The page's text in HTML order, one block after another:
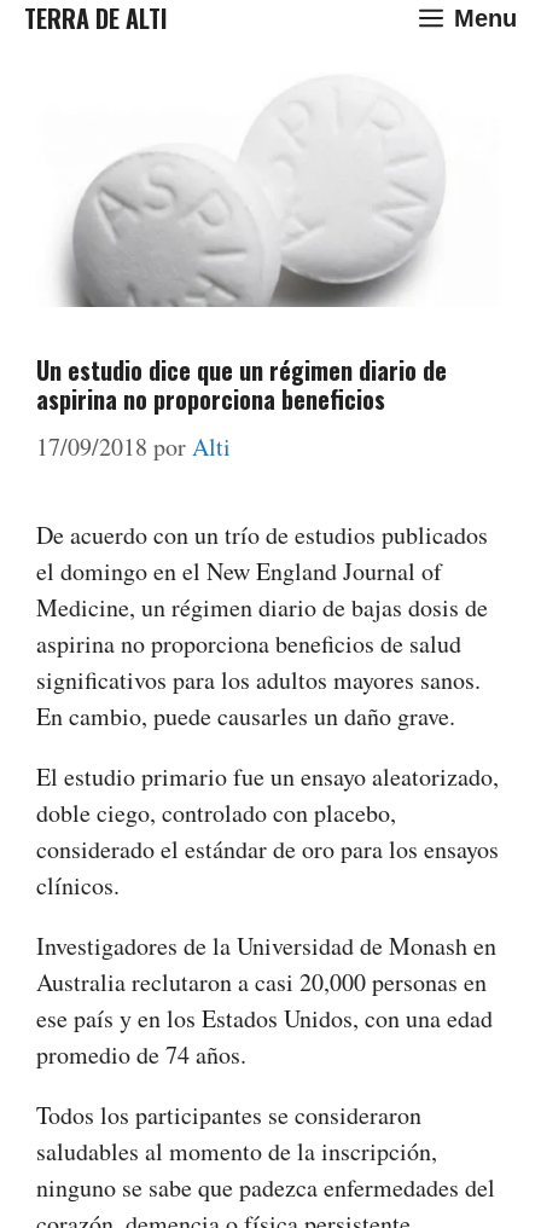
SaltarTERRA DE ALTI Menu
Un estudio dice que un régimen diario de
aspirina no proporciona beneficios
17/09/2018 porAlti
De acuerdo con un trío de estudios publicados
el domingo en el New England Journal of
Medicine, un régimen diario de bajas dosis de
aspirina no proporciona beneficios de salud
significativos para los adultos mayores sanos.
En cambio, puede causarles un daño grave.
El estudio primario fue un ensayo aleatorizado,
doble ciego, controlado con placebo,
considerado el estándar de oro para los ensayos
clínicos.
Investigadores de la Universidad de Monash en
Australia reclutaron a casi 20,000 personas en
ese país y en los Estados Unidos, con una edad
promedio de 74 años.
Todos los participantes se consideraron
saludables al momento de la inscripción,
ninguno se sabe que padezca enfermedades del